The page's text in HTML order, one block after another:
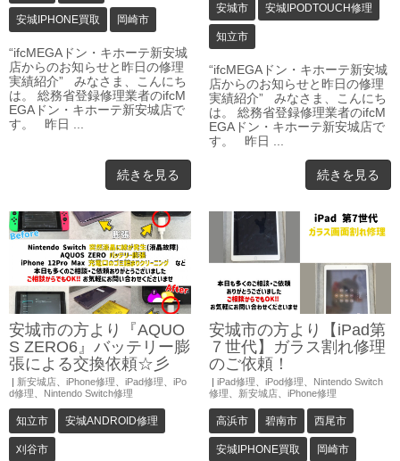
安城IPHONE買取 岡崎市
“ifcMEGAドン・キホーテ新安城
店からのお知らせと昨日の修理
実績紹介” みなさま、こんにち
は。 総務省登録修理業者のifcM
EGAドン・キホーテ新安城店で
す。 昨日 ...
続きを見る
安城市 安城IPODTOUCH修理
知立市
“ifcMEGAドン・キホーテ新安城
店からのお知らせと昨日の修理
実績紹介” みなさま、こんにち
は。 総務省登録修理業者のifcM
EGAドン・キホーテ新安城店で
す。 昨日 ...
続きを見る
安城市の方より『AQUO
S ZERO6』バッテリー膨
張による交換依頼☆彡
新安城店 iPhone修理 iPad修理
iPo
d修理
Nintendo Switch修理
知立市 安城ANDROID修理
刈谷市
安城市の方より【iPad第
７世代】ガラス割れ修理
のご依頼！
iPad修理 iPod修理
Nintendo Switch
修理
新安城店 iPhone修理
高浜市 碧南市 西尾市
安城IPHONE買取 岡崎市